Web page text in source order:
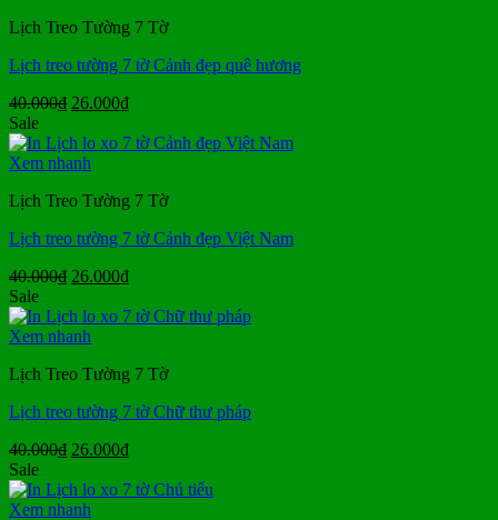
Lịch Treo Tường 7 Tờ
Lịch treo tường 7 tờ Cảnh đẹp quê hương
40.000₫ Giá
là:
40.000₫.
26.000₫Giá
tại
Sale
Xem nhanh
Lịch Treo Tường 7 Tờ
Lịch treo tường 7 tờ Cảnh đẹp Việt Nam
40.000₫ Giá
là:
40.000₫.
26.000₫Giá
tại
Sale
Xem nhanh
Lịch Treo Tường 7 Tờ
Lịch treo tường 7 tờ Chữ thư pháp
40.000₫ Giá
là:
40.000₫.
26.000₫Giá
tại
Sale
Xem nhanh